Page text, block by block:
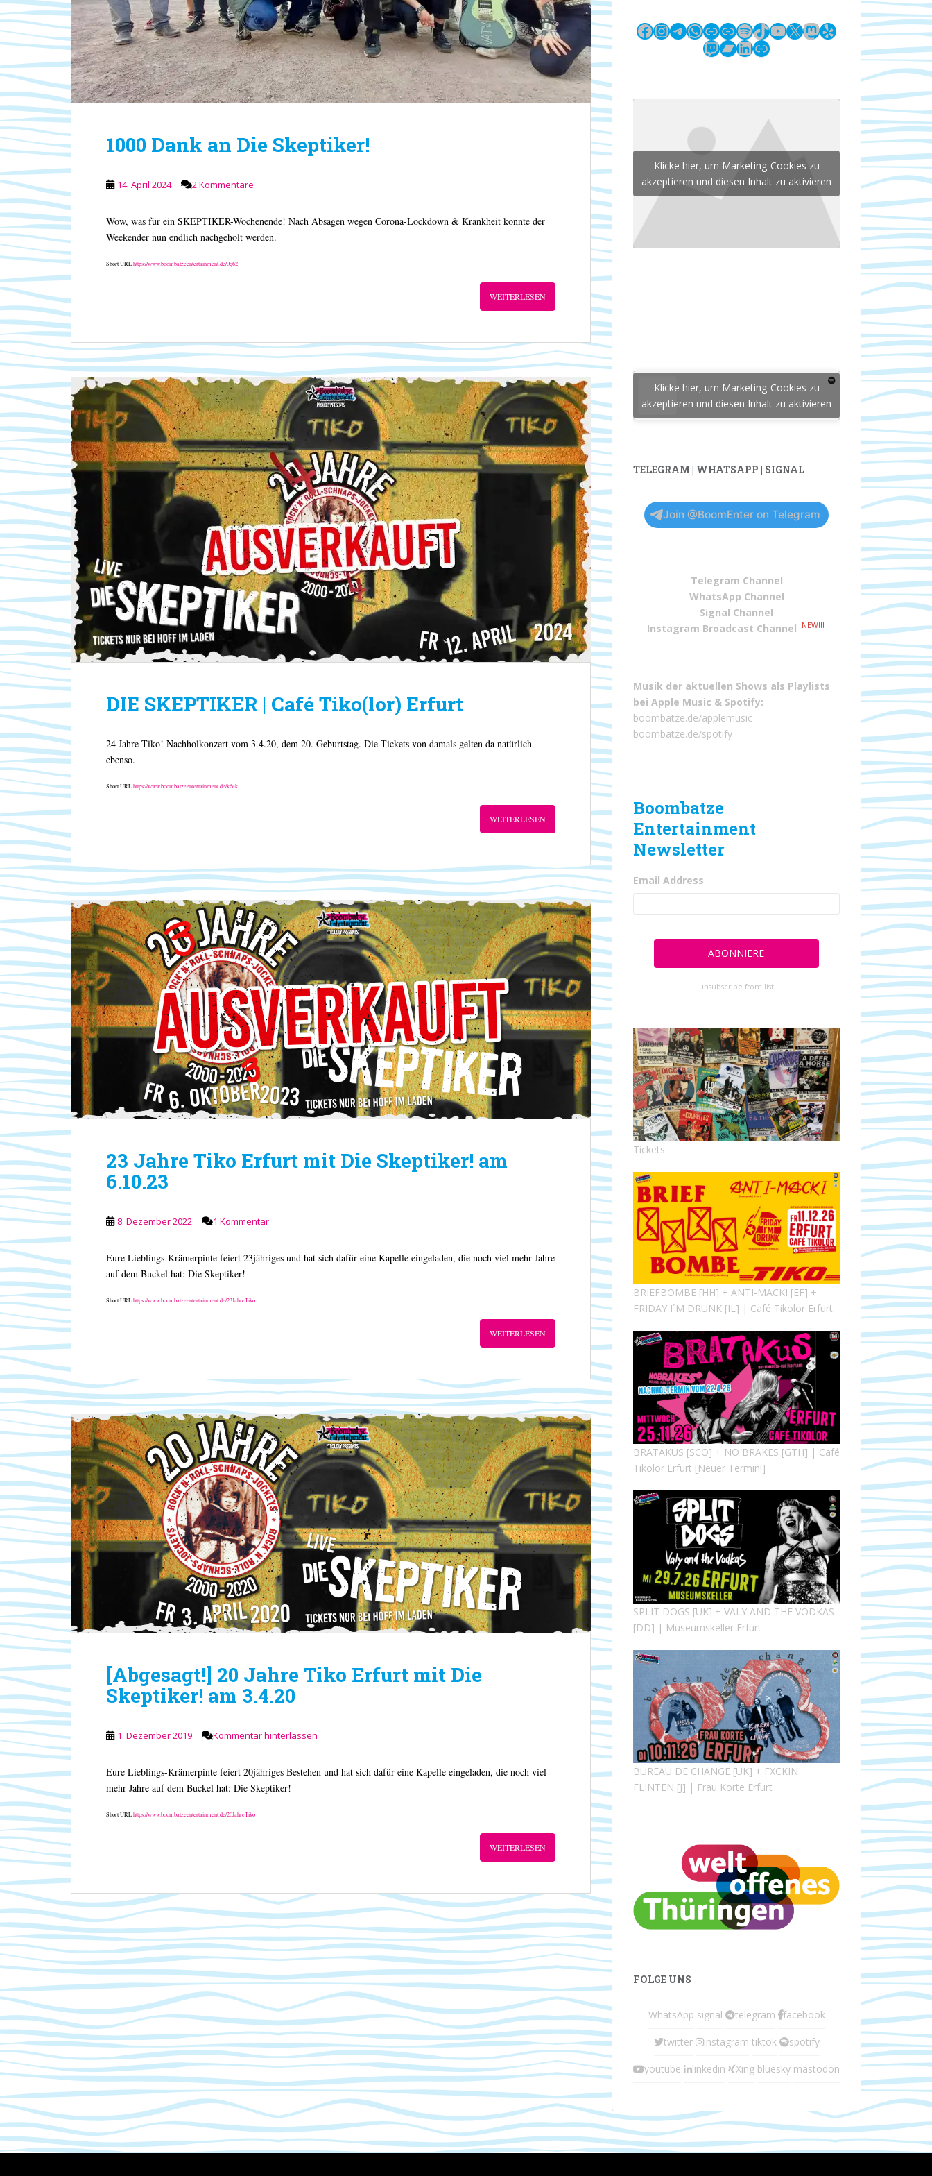
1000 Dank an Die Skeptiker!
14. April 2024 2 Kommentare
Wow, was für ein SKEPTIKER-Wochenende! Nach Absagen wegen Corona-Lockdown & Krankheit konnte der
Weekender nun endlich nachgeholt werden.
Short URLhttps://www.boombatzeentertainment.de/0q62
WEITERLESEN
DIE SKEPTIKER | Café Tiko(lor) Erfurt
24 Jahre Tiko! Nachholkonzert vom 3.4.20, dem 20. Geburtstag. Die Tickets von damals gelten da natürlich
ebenso.
Short URLhttps://www.boombatzeentertainment.de/k6ek
WEITERLESEN
23 Jahre Tiko Erfurt mit Die Skeptiker! am
6.10.23
8. Dezember 2022 1 Kommentar
Eure Lieblings-Krämerpinte feiert 23jähriges und hat sich dafür eine Kapelle eingeladen, die noch viel mehr Jahre
auf dem Buckel hat: Die Skeptiker!
Short URLhttps://www.boombatzeentertainment.de/23JahreTiko
WEITERLESEN
[Abgesagt!] 20 Jahre Tiko Erfurt mit Die
Skeptiker! am 3.4.20
1. Dezember 2019 Kommentar hinterlassen
Eure Lieblings-Krämerpinte feiert 20jähriges Bestehen und hat sich dafür eine Kapelle eingeladen, die noch viel
mehr Jahre auf dem Buckel hat: Die Skeptiker!
Short URLhttps://www.boombatzeentertainment.de/20JahreTiko
WEITERLESEN
Facebook
Instagram
Telegram
WhatsApp
LinkLinkSpotify
TikTok
YouTube
X Mastodon
Yelp
Twitch
Bandcamp
LinkedIn
Link
Klicke hier, um Marketing-Cookies zu
akzeptieren und diesen Inhalt zu aktivieren
Klicke hier, um Marketing-Cookies zu
akzeptieren und diesen Inhalt zu aktivieren
TELEGRAM | WHATSAPP | SIGNAL
Join @BoomEnter on Telegram
Telegram Channel
WhatsApp Channel
Signal Channel
Instagram Broadcast Channel
NEW!!!
Musik der aktuellen Shows als Playlists
bei Apple Music & Spotify:
boombatze.de/applemusic
boombatze.de/spotify
Boombatze
Entertainment
Newsletter
Email Address
unsubscribe from list
Tickets
BRIEFBOMBE [HH] + ANTI-MACKI [EF] +
FRIDAY I´M DRUNK [IL] | Café Tikolor Erfurt
BRATAKUS [SCO] + NO BRAKES [GTH] | Café
Tikolor Erfurt [Neuer Termin!]
SPLIT DOGS [UK] + VALY AND THE VODKAS
[DD] | Museumskeller Erfurt
BUREAU DE CHANGE [UK] + FXCKIN
FLINTEN [J] | Frau Korte Erfurt
FOLGE UNS
WhatsApp signal telegram facebook
twitter instagram tiktok spotify
youtube linkedin Xing bluesky mastodon